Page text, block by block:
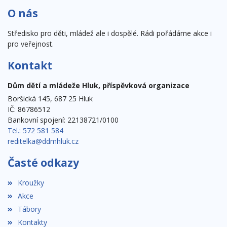
O nás
Středisko pro děti, mládež ale i dospělé. Rádi pořádáme akce i
pro veřejnost.
Kontakt
Dům dětí a mládeže Hluk, příspěvková organizace
Boršická 145, 687 25 Hluk
IČ: 86786512
Bankovní spojení: 22138721/0100
Tel.: 572 581 584
reditelka@ddmhluk.cz
Časté odkazy
Kroužky
Akce
Tábory
Kontakty